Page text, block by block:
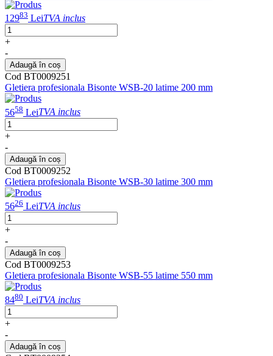
12983 LeiTVA inclus
+
-
Adaugă în coș
Cod BT0009251
Gletiera profesionala Bisonte WSB-20 latime 200 mm
5658 LeiTVA inclus
+
-
Adaugă în coș
Cod BT0009252
Gletiera profesionala Bisonte WSB-30 latime 300 mm
5626 LeiTVA inclus
+
-
Adaugă în coș
Cod BT0009253
Gletiera profesionala Bisonte WSB-55 latime 550 mm
8480 LeiTVA inclus
+
-
Adaugă în coș